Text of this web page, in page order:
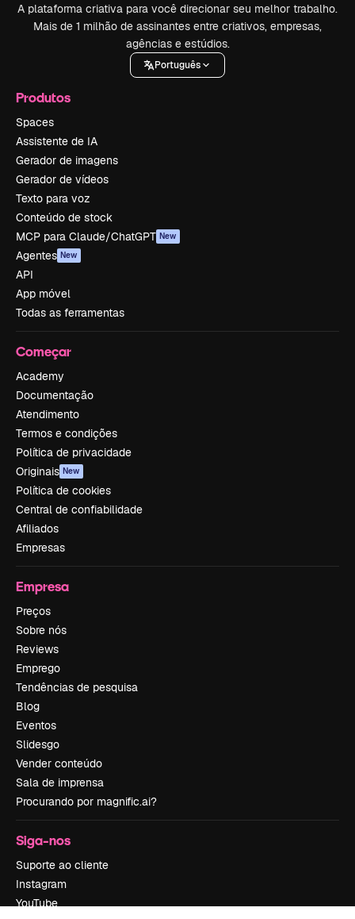
A plataforma criativa para você direcionar seu melhor trabalho.
Mais de 1 milhão de assinantes entre criativos, empresas,
agências e estúdios.
Português
Produtos
Spaces
Assistente de IA
Gerador de imagens
Gerador de vídeos
Texto para voz
Conteúdo de stock
MCP para Claude/ChatGPT New
Agentes New
API
App móvel
Todas as ferramentas
Começar
Academy
Documentação
Atendimento
Termos e condições
Política de privacidade
Originais New
Política de cookies
Central de confiabilidade
Afiliados
Empresas
Empresa
Preços
Sobre nós
Reviews
Emprego
Tendências de pesquisa
Blog
Eventos
Slidesgo
Vender conteúdo
Sala de imprensa
Procurando por magnific.ai?
Siga-nos
Suporte ao cliente
Instagram
YouTube